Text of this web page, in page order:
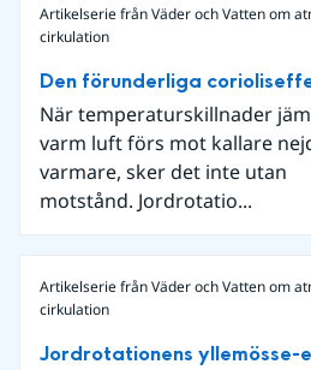
Artikelserie från Väder och Vatten om
cirkulation
Den förunderliga
När temperaturskillnader
varm luft förs mot kallare
varmare, sker det inte utan
motstånd. Jordrotatio...
Artikelserie från Väder och Vatten om
cirkulation
Jordrotationens yllemösse-